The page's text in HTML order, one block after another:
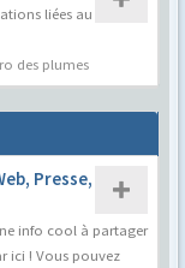
liées au
des plumes
Presse,
info cool à partager
ici ! Vous pouvez